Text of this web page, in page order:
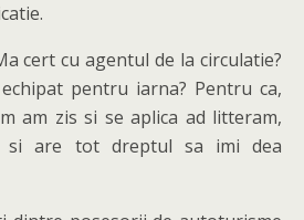
cert cu agentul de la circulatie?
pentru iarna? Pentru ca,
am zis si se aplica ad litteram,
si are tot dreptul sa imi dea